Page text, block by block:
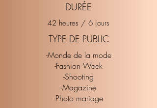
DURÉE
42 heures / 6 jours
TYPE DE PUBLIC
-Monde de la mode
-Fashion Week
-Shooting
-Magazine
-Photo mariage